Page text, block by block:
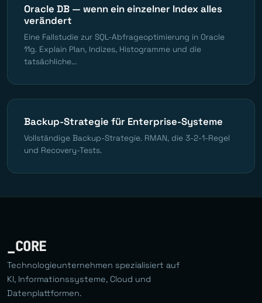
Oracle DB — wenn ein einzelner Index alles
verändert
Eine Fallstudie zur SQL-Abfrageoptimierung in Oracle
11g. Explain Plan, Indizes, Histogramme und die
tatsächliche...
Backup-Strategie für Enterprise-Systeme
Vollständige Backup-Strategie. RMAN, die 3-2-1-Regel
und Recovery-Tests.
_CORE
Technologieunternehmen spezialisiert auf
KI, Informationssysteme, Cloud und
Datenplattformen.